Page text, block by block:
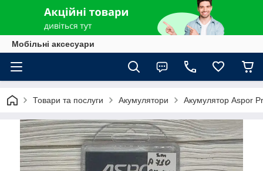
Мобільні аксесуари
Товари та послуги Акумулятори Акумулятор Aspor